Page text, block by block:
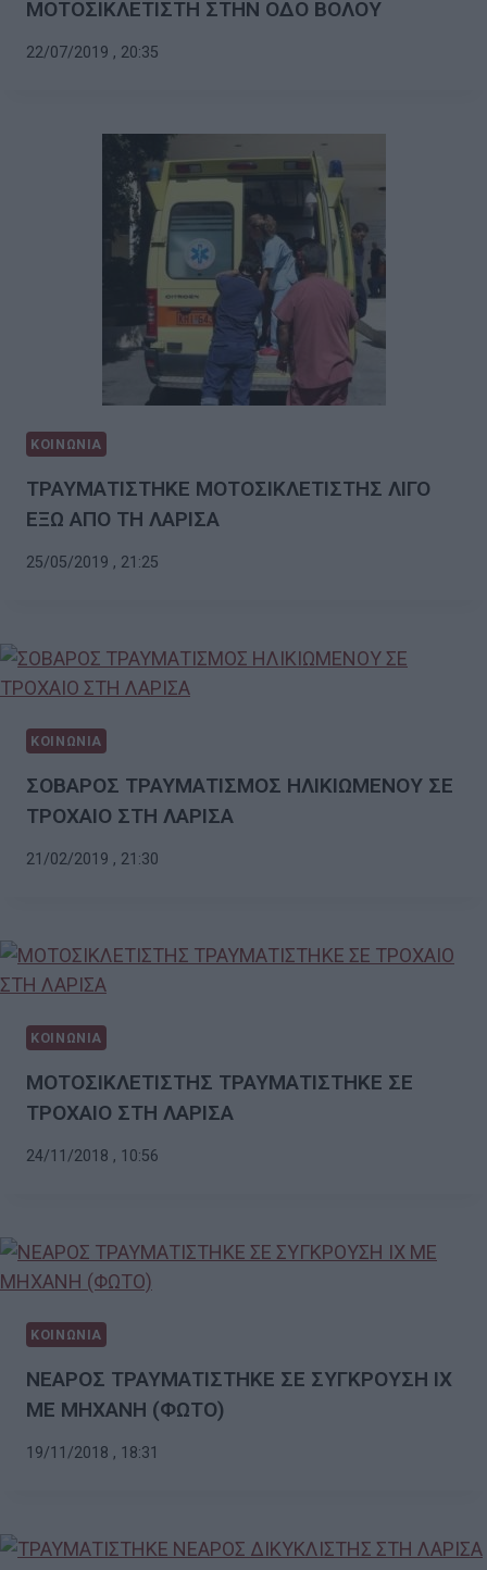
ΜΟΤΟΣΙΚΛΕΤΙΣΤΗ ΣΤΗΝ ΟΔΟ ΒΟΛΟΥ
22/07/2019 , 20:35
ΚΟΙΝΩΝΙΑ
ΤΡΑΥΜΑΤΙΣΤΗΚΕ ΜΟΤΟΣΙΚΛΕΤΙΣΤΗΣ ΛΙΓΟ
ΕΞΩ ΑΠΟ ΤΗ ΛΑΡΙΣΑ
25/05/2019 , 21:25
ΚΟΙΝΩΝΙΑ
ΣΟΒΑΡΟΣ ΤΡΑΥΜΑΤΙΣΜΟΣ ΗΛΙΚΙΩΜΕΝΟΥ ΣΕ
ΤΡΟΧΑΙΟ ΣΤΗ ΛΑΡΙΣΑ
21/02/2019 , 21:30
ΚΟΙΝΩΝΙΑ
ΜΟΤΟΣΙΚΛΕΤΙΣΤΗΣ ΤΡΑΥΜΑΤΙΣΤΗΚΕ ΣΕ
ΤΡΟΧΑΙΟ ΣΤΗ ΛΑΡΙΣΑ
24/11/2018 , 10:56
ΚΟΙΝΩΝΙΑ
ΝΕΑΡΟΣ ΤΡΑΥΜΑΤΙΣΤΗΚΕ ΣΕ ΣΥΓΚΡΟΥΣΗ ΙΧ
ΜΕ ΜΗΧΑΝΗ (ΦΩΤΟ)
19/11/2018 , 18:31